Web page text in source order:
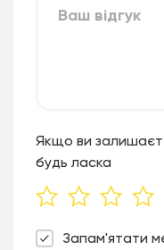
Якщо ви
будь ласка
Запам'ятати